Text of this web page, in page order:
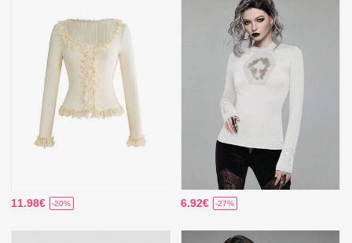
11.98€ -20% 6.92€ -27%